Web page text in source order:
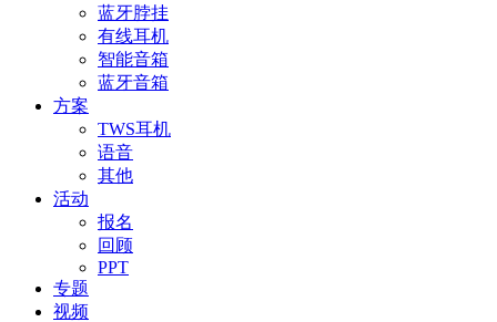
蓝牙脖挂
有线耳机
智能音箱
蓝牙音箱
方案
TWS耳机
语音
其他
活动
报名
回顾
PPT
专题
视频